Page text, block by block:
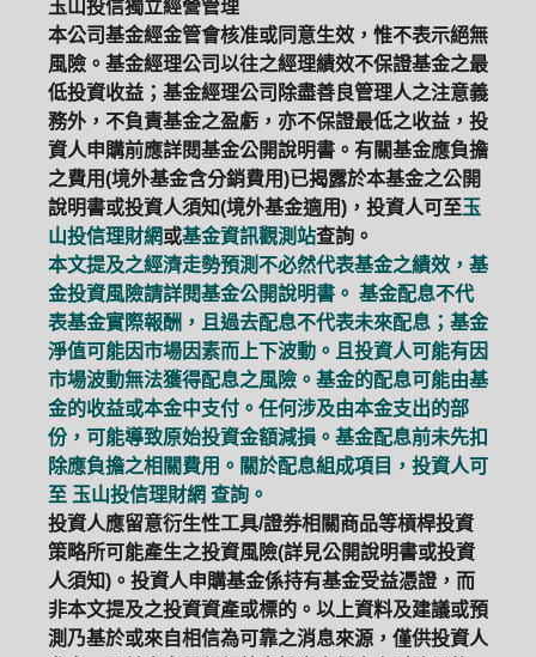
玉山投信獨立經營管理
本公司基金經金管會核准或同意生效，惟不表示絕無
風險。基金經理公司以往之經理績效不保證基金之最
低投資收益；基金經理公司除盡善良管理人之注意義
務外，不負責基金之盈虧，亦不保證最低之收益，投
資人申購前應詳閱基金公開說明書。有關基金應負擔
之費用(境外基金含分銷費用)已揭露於本基金之公開
說明書或投資人須知(境外基金適用)，投資人可至玉
山投信理財網或基金資訊觀測站查詢。
本文提及之經濟走勢預測不必然代表基金之績效，基
金投資風險請詳閱基金公開說明書。 基金配息不代
表基金實際報酬，且過去配息不代表未來配息；基金
淨值可能因市場因素而上下波動。且投資人可能有因
市場波動無法獲得配息之風險。基金的配息可能由基
金的收益或本金中支付。任何涉及由本金支出的部
份，可能導致原始投資金額減損。基金配息前未先扣
除應負擔之相關費用。關於配息組成項目，投資人可
至 玉山投信理財網 查詢。
投資人應留意衍生性工具/證券相關商品等槓桿投資
策略所可能產生之投資風險(詳見公開說明書或投資
人須知)。投資人申購基金係持有基金受益憑證，而
非本文提及之投資資產或標的。以上資料及建議或預
測乃基於或來自相信為可靠之消息來源，僅供投資人